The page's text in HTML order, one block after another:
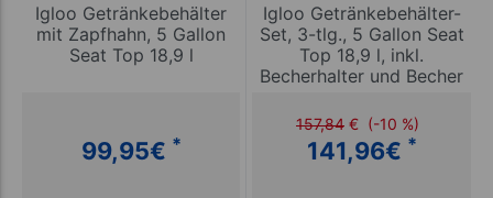
Igloo Getränkebehälter
mit Zapfhahn, 5 Gallon
Seat Top 18,9 l
99,95€ *
Igloo Getränkebehälter-
Set, 3-tlg., 5 Gallon Seat
Top 18,9 l, inkl.
Becherhalter und Becher
157,84 € (-10 %)
141,96€ *